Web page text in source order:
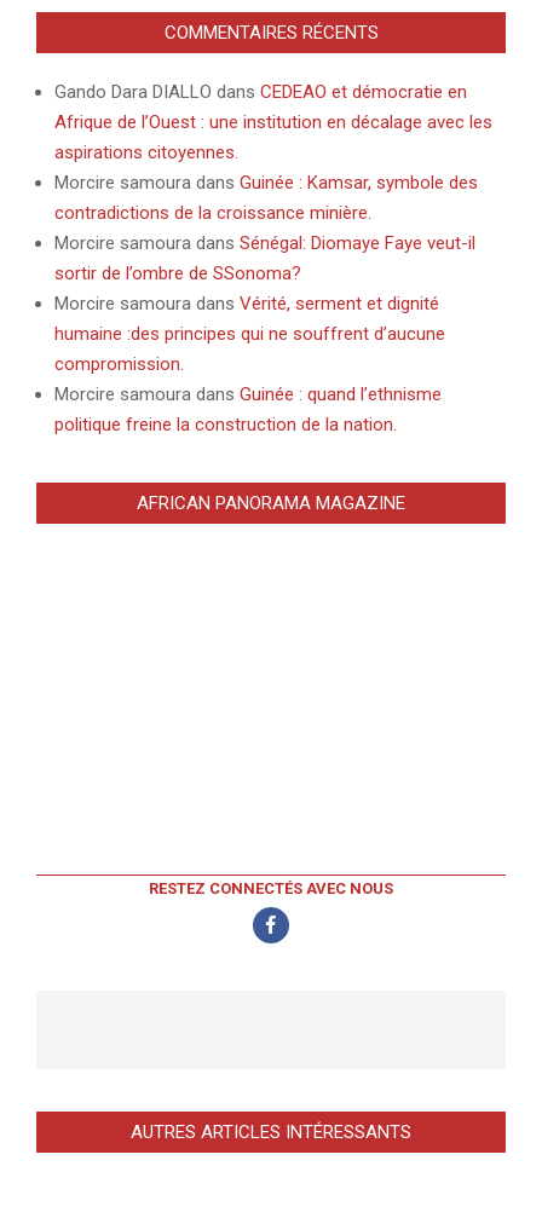
COMMENTAIRES RÉCENTS
Gando Dara DIALLO dans CEDEAO et démocratie en
Afrique de l’Ouest : une institution en décalage avec les
aspirations citoyennes.
Morcire samoura dans Guinée : Kamsar, symbole des
contradictions de la croissance minière.
Morcire samoura dans Sénégal: Diomaye Faye veut-il
sortir de l’ombre de SSonoma?
Morcire samoura dans Vérité, serment et dignité
humaine :des principes qui ne souffrent d’aucune
compromission.
Morcire samoura dans Guinée : quand l’ethnisme
politique freine la construction de la nation.
AFRICAN PANORAMA MAGAZINE
RESTEZ CONNECTÉS AVEC NOUS
AUTRES ARTICLES INTÉRESSANTS